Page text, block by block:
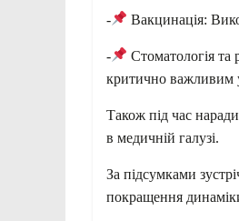
- Вакцинація:
-
Стоматологія та
критично важливим
Також під час
в медичній галузі.
За підсумками
покращення